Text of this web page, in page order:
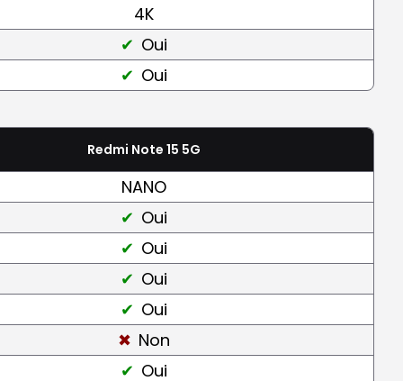
4K
Oui
Oui
Redmi Note 15 5G
NANO
Oui
Oui
Oui
Oui
Non
Oui